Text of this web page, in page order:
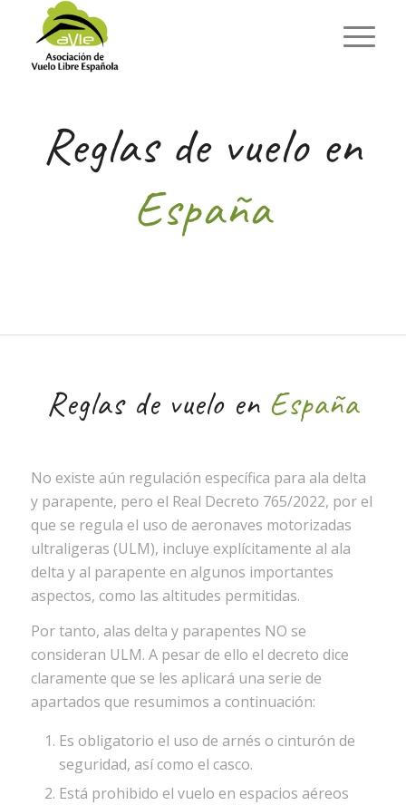
Reglas de vuelo en
España
Reglas de vuelo en España
No existe aún regulación específica para ala delta
y parapente, pero el Real Decreto 765/2022, por el
que se regula el uso de aeronaves motorizadas
ultraligeras (ULM), incluye explícitamente al ala
delta y al parapente en algunos importantes
aspectos, como las altitudes permitidas.
Por tanto, alas delta y parapentes NO se
consideran ULM. A pesar de ello el decreto dice
claramente que se les aplicará una serie de
apartados que resumimos a continuación:
Es obligatorio el uso de arnés o cinturón de
seguridad, así como el casco.
Está prohibido el vuelo en espacios aéreos